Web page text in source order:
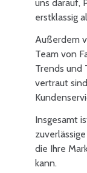
uns darauf,
erstklassig
Außerdem
Team von
Trends und
vertraut
Insgesamt
die Ihre
kann.